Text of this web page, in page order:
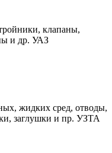
клапаны,
и др. УАЗ
жидких сред, отводы,
заглушки и пр. УЗТА